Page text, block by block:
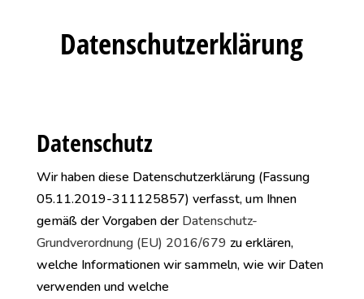
Datenschutzerklärung
Datenschutz
Wir haben diese Datenschutzerklärung (Fassung
05.11.2019-311125857) verfasst, um Ihnen
gemäß der Vorgaben derDatenschutz-
Grundverordnung (EU) 2016/679 zu erklären,
welche Informationen wir sammeln, wie wir Daten
verwenden und welche